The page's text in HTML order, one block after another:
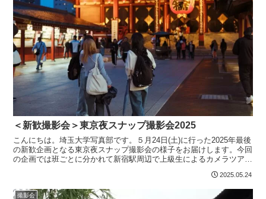
＜新歓撮影会＞東京夜スナップ撮影会2025
こんにちは。埼玉大学写真部です。５月24日(土)に行った2025年最後
の新歓企画となる東京夜スナップ撮影会の様子をお届けします。今回
の企画では班ごとに分かれて新宿駅周辺で上級生によるカメラツアー
2025.05.24
撮影会